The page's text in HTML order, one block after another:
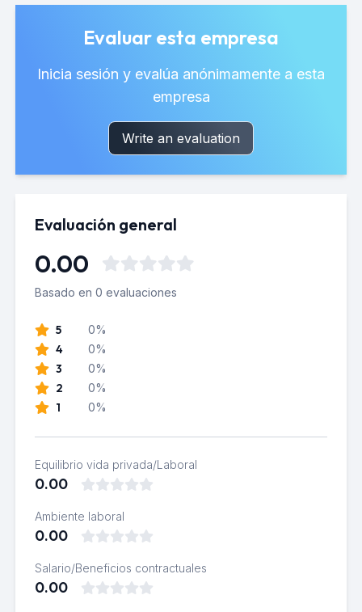
Evaluar esta empresa
Inicia sesión y evalúa anónimamente a esta
empresa
Write an evaluation
Evaluación general
0.00
Basado en 0 evaluaciones
5 0%
4 0%
3 0%
2 0%
1 0%
Equilibrio vida privada/Laboral
0.00
Ambiente laboral
0.00
Salario/Beneficios contractuales
0.00